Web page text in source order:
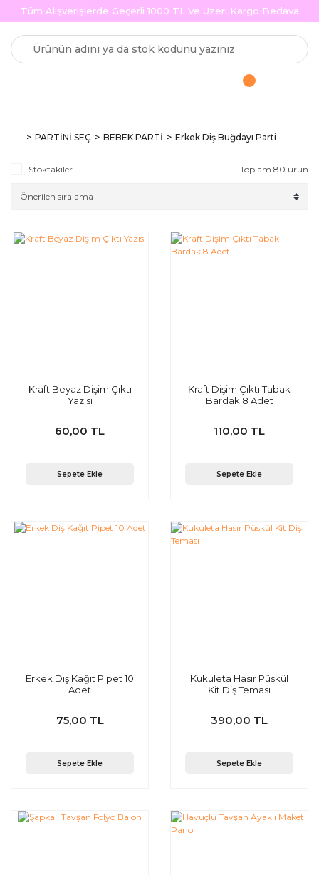
Tüm Alışverişlerde Geçerli 1000 TL Ve Üzeri Kargo Bedava
PARTİNİ SEÇ BEBEK PARTİ Erkek Diş Buğdayı Parti
Stoktakiler Toplam 80 ürün
Kraft Beyaz Dişim Çıktı
Yazısı
60,00 TL
Sepete Ekle
Kraft Dişim Çıktı Tabak
Bardak 8 Adet
110,00 TL
Sepete Ekle
Erkek Diş Kağıt Pipet 10
Adet
75,00 TL
Sepete Ekle
Kukuleta Hasır Püskül
Kit Diş Teması
390,00 TL
Sepete Ekle